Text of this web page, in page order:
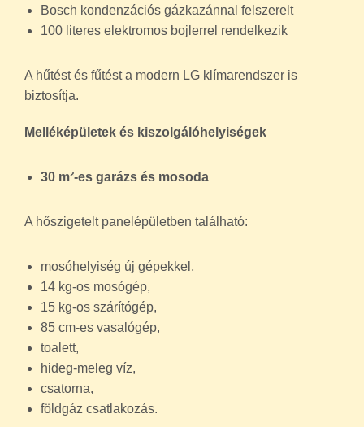
Bosch kondenzációs gázkazánnal felszerelt
100 literes elektromos bojlerrel rendelkezik
A hűtést és fűtést a modern LG klímarendszer is
biztosítja.
Melléképületek és kiszolgálóhelyiségek
30 m²-es garázs és mosoda
A hőszigetelt panelépületben található:
mosóhelyiség új gépekkel,
14 kg-os mosógép,
15 kg-os szárítógép,
85 cm-es vasalógép,
toalett,
hideg-meleg víz,
csatorna,
földgáz csatlakozás.